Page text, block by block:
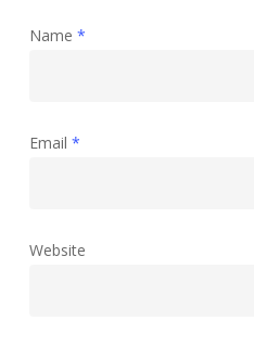
Name *
Email *
Website